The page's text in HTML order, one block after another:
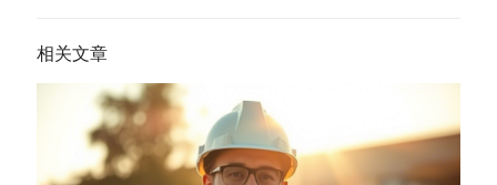
相关文章